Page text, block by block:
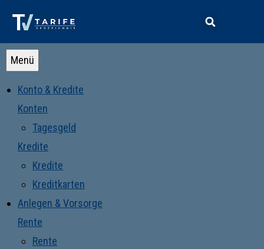
Menü
Konto & Kredite
Konten
Tagesgeld
Kredite
Kredite
Kreditkarten
Anlegen & Vorsorge
Rente
Rente